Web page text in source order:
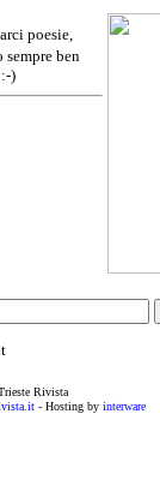
poesie,
ben
)
Rivista
- Hosting by interware